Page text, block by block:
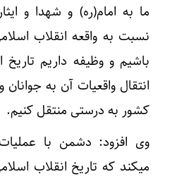
ما به امام(ره) و شهدا و
نسبت به واقعه انقلاب
باشیم و وظیفه داریم تاریخ
انتقال واقعیات آن به
کشور به درستی منتقل کنیم.
وی افزود: دشمن با
میکند که تاریخ انقلاب